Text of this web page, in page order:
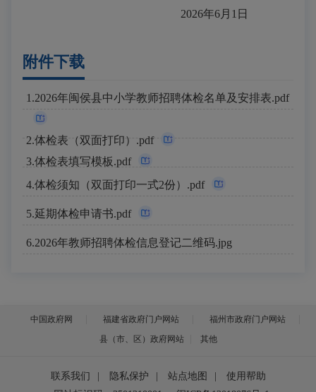
2026年6月1日
附件下载
1.2026年闽侯县中小学教师招聘体检名单及安排表.pdf
2.体检表（双面打印）.pdf
3.体检表填写模板.pdf
4.体检须知（双面打印一式2份）.pdf
5.延期体检申请书.pdf
6.2026年教师招聘体检信息登记二维码.jpg
中国政府网 福建省政府门户网站
福州市政府门户网站
县（市、区）政府网站
其他
联系我们 隐私保护 站点地图
使用帮助